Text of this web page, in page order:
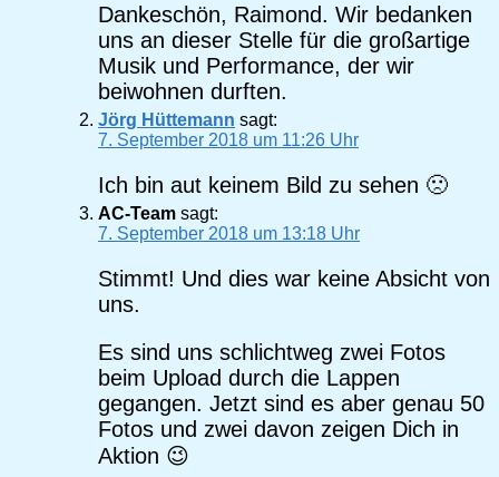
Dankeschön, Raimond. Wir bedanken
uns an dieser Stelle für die großartige
Musik und Performance, der wir
beiwohnen durften.
Jörg Hüttemann sagt:
7. September 2018 um 11:26 Uhr
Ich bin aut keinem Bild zu sehen 🙁
AC-Team sagt:
7. September 2018 um 13:18 Uhr
Stimmt! Und dies war keine Absicht von
uns.
Es sind uns schlichtweg zwei Fotos
beim Upload durch die Lappen
gegangen. Jetzt sind es aber genau 50
Fotos und zwei davon zeigen Dich in
Aktion 😉